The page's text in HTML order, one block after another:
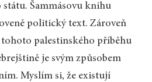
Šammásovu knihu
politický text. Zároveň
palestinského příběhu
je svým způsobem
Myslím si, že existují